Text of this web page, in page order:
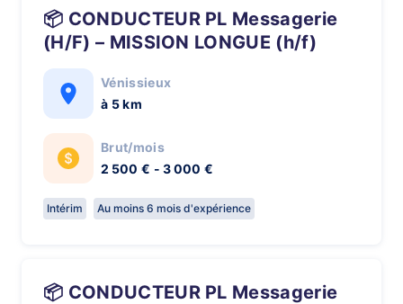
📦 CONDUCTEUR PL Messagerie
(H/F) – MISSION LONGUE (h/f)
Vénissieux
à 5 km
Brut/mois
2 500 € - 3 000 €
Intérim Au moins 6 mois d'expérience
📦 CONDUCTEUR PL Messagerie